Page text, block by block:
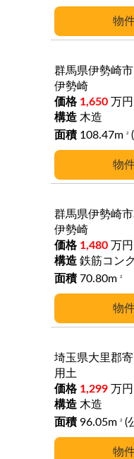
群馬県伊勢崎市
伊勢崎
1,650 万円
木造
108.47m
2
群馬県伊勢崎市
伊勢崎
1,480 万円
鉄筋コン
70.80m
2
埼玉県大里郡寄
用土
1,299 万円
木造
96.05m
2